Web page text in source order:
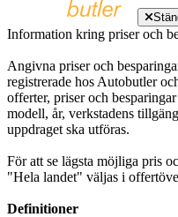
Information kring priser och
Angivna priser och
registrerade hos Autobutler
offerter, priser och
modell, år, verkstadens
uppdraget ska utföras.
För att se lägsta möjliga pris
"Hela landet" väljas i
Definitioner